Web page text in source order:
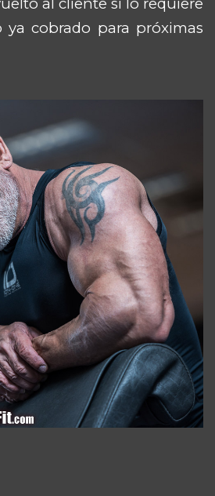
cobrado para próximas